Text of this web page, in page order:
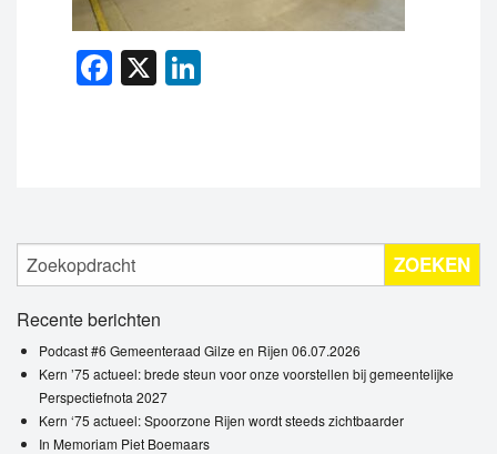
Facebook
X
ZOEKEN
Recente berichten
Podcast #6 Gemeenteraad Gilze en Rijen 06.07.2026
Kern ’75 actueel: brede steun voor onze voorstellen bij gemeentelijke
Perspectiefnota 2027
Kern ‘75 actueel: Spoorzone Rijen wordt steeds zichtbaarder
In Memoriam Piet Boemaars